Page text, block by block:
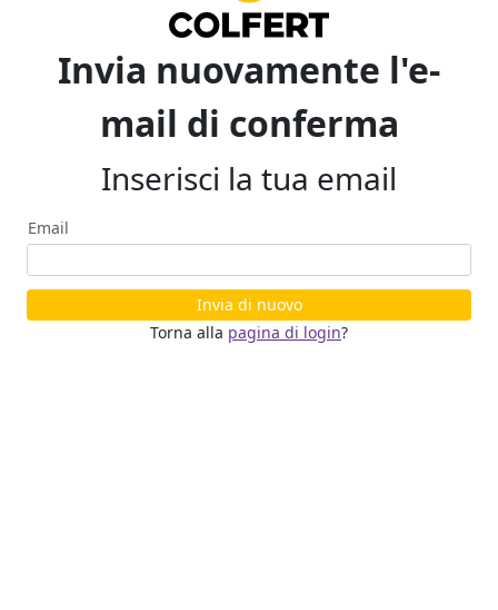
Invia nuovamente l'e-
mail di conferma
Inserisci la tua email
Email
Invia di nuovo
Torna alla pagina di login?